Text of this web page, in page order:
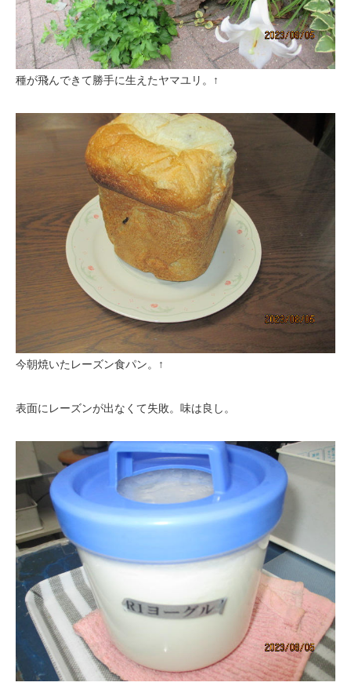
種が飛んできて勝手に生えたヤマユリ。↑
今朝焼いたレーズン食パン。↑
表面にレーズンが出なくて失敗。味は良し。